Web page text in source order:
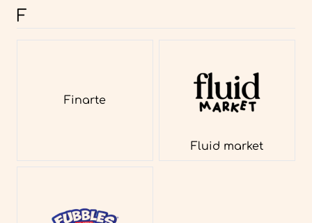
F
Finarte
Fluid market